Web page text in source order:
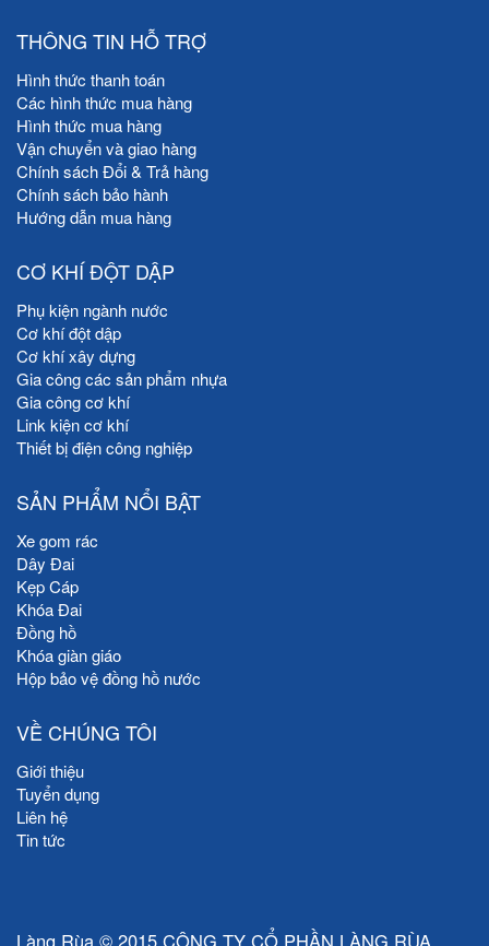
THÔNG TIN HỖ TRỢ
Hình thức thanh toán
Các hình thức mua hàng
Hình thức mua hàng
Vận chuyển và giao hàng
Chính sách Đổi & Trả hàng
Chính sách bảo hành
Hướng dẫn mua hàng
CƠ KHÍ ĐỘT DẬP
Phụ kiện ngành nước
Cơ khí đột dập
Cơ khí xây dựng
Gia công các sản phẩm nhựa
Gia công cơ khí
Link kiện cơ khí
Thiết bị điện công nghiệp
SẢN PHẨM NỔI BẬT
Xe gom rác
Dây Đai
Kẹp Cáp
Khóa Đai
Đồng hồ
Khóa giàn giáo
Hộp bảo vệ đồng hồ nước
VỀ CHÚNG TÔI
Giới thiệu
Tuyển dụng
Liên hệ
Tin tức